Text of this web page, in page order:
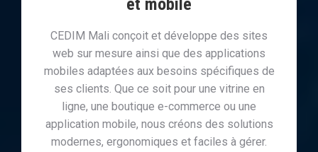
et mobile
CEDIM Mali conçoit et développe des sites
web sur mesure ainsi que des applications
mobiles adaptées aux besoins spécifiques de
ses clients. Que ce soit pour une vitrine en
ligne, une boutique e-commerce ou une
application mobile, nous créons des solutions
modernes, ergonomiques et faciles à gérer.